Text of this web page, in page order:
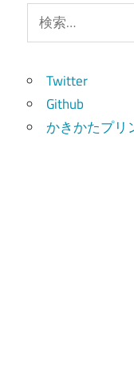
索:
Twitter
Github
かきかたプリ